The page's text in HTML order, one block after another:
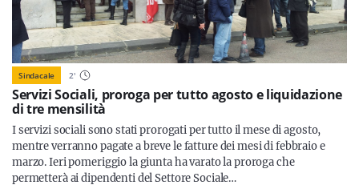
Sindacale 2'
Servizi Sociali, proroga per tutto agosto e liquidazione
di tre mensilità
I servizi sociali sono stati prorogati per tutto il mese di agosto,
mentre verranno pagate a breve le fatture dei mesi di febbraio e
marzo. Ieri pomeriggio la giunta ha varato la proroga che
permetterà ai dipendenti del Settore Sociale…